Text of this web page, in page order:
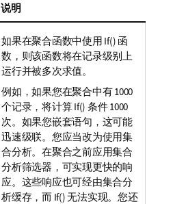
说明
如果在聚合函数中使用 If() 函
数，则该函数将在记录级别上
运行并被多次求值。
例如，如果您在聚合中有 1000
个记录，将计算If() 条件 1000
次。如果您嵌套语句，这可能
迅速级联。您应当改为使用集
合分析。在聚合之前应用集合
分析筛选器，可实现更快的响
应。这些响应也可经由集合分
析缓存，而 If()无法实现。您还